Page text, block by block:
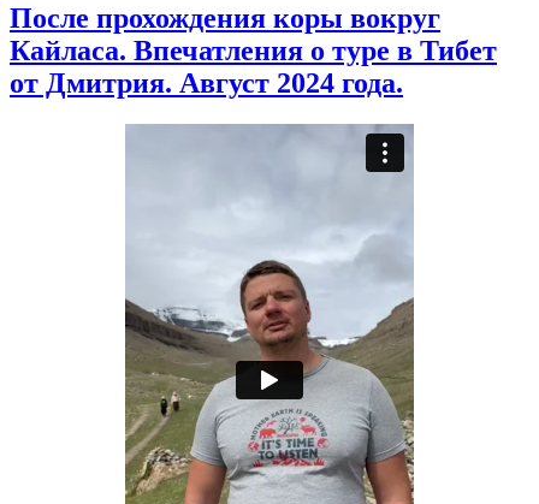
После прохождения коры вокруг
Кайласа. Впечатления о туре в Тибет
от Дмитрия. Август 2024 года.